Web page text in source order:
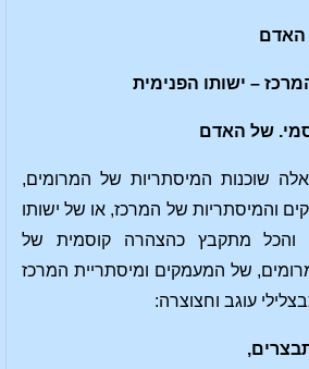
האדם
– ישותו הפנימית
של האדם
שוכנות המיסתריות של המרומים,
והמיסתריות של המרכז, או של ישותו
והכל מתקבץ כהצהרה קוסמית של
של המעמקים ומיסתריית המרכז
עוגב וחצוצרה: